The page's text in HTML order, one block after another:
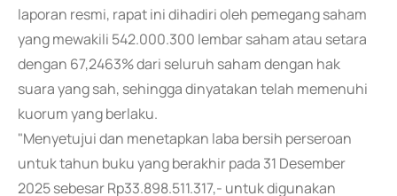
laporan resmi, rapat ini dihadiri oleh pemegang saham
yang mewakili 542.000.300 lembar saham atau setara
dengan 67,2463% dari seluruh saham dengan hak
suara yang sah, sehingga dinyatakan telah memenuhi
kuorum yang berlaku.
"Menyetujui dan menetapkan laba bersih perseroan
untuk tahun buku yang berakhir pada 31 Desember
2025 sebesar Rp33.898.511.317,- untuk digunakan